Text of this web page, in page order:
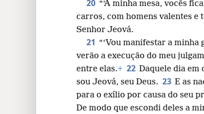
20 “‘À minha mesa, vocês
carros, com homens valentes e
Senhor Jeová.
21 “‘Vou manifestar a minha
verão a execução do meu
entre elas.+ 22 Daquele dia em
sou Jeová, seu Deus. 23 E as
para o exílio por causa do seu
De modo que escondi deles a